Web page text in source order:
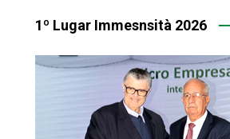
1º Lugar Immesnsità 2026